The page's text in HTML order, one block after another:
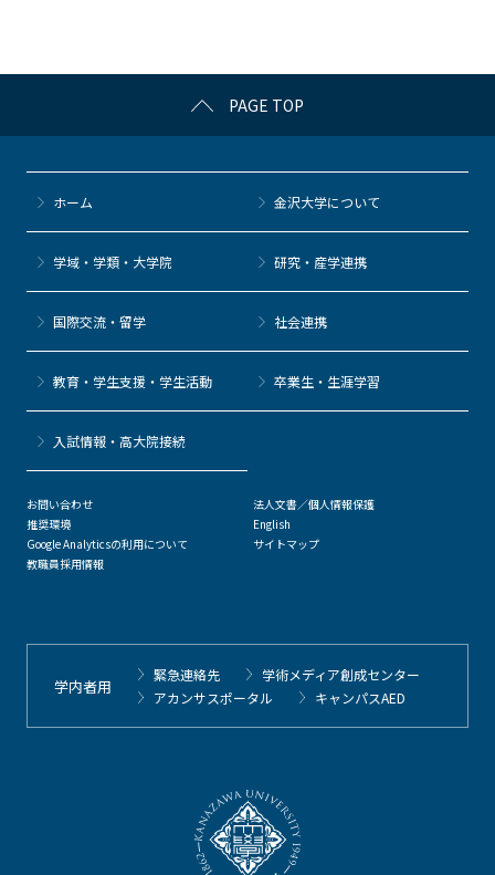
k
PAGE TOP
ホーム 金沢大学について
学域・学類・大学院 研究・産学連携
国際交流・留学 社会連携
教育・学生支援・学生活動 卒業生・生涯学習
⼊試情報・高大院接続
お問い合わせ
推奨環境
Google Analyticsの利用について
教職員採用情報
法人文書／個人情報保護
English
サイトマップ
学内者用
緊急連絡先
学術メディア創成センター
アカンサスポータル
キャンパスAED